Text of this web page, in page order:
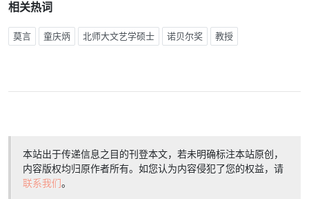
相关热词
莫言 童庆炳 北师大文艺学硕士 诺贝尔奖 教授
本站出于传递信息之目的刊登本文，若未明确标注本站原创，
内容版权均归原作者所有。如您认为内容侵犯了您的权益，请
联系我们。